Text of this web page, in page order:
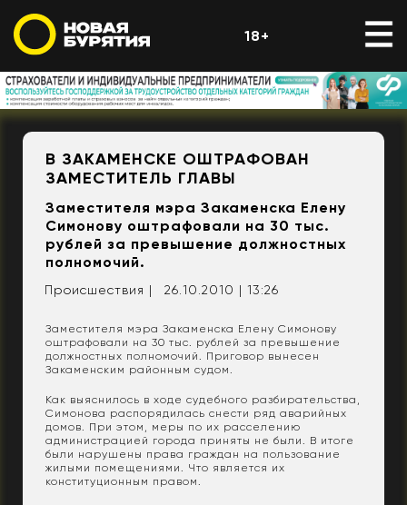
18+
В ЗАКАМЕНСКЕ ОШТРАФОВАН
ЗАМЕСТИТЕЛЬ ГЛАВЫ
Заместителя мэра Закаменска Елену
Симонову оштрафовали на 30 тыс.
рублей за превышение должностных
полномочий.
Происшествия | 26.10.2010 | 13:26
Заместителя мэра Закаменска Елену Симонову
оштрафовали на 30 тыс. рублей за превышение
должностных полномочий. Приговор вынесен
Закаменским районным судом.
Как выяснилось в ходе судебного разбирательства,
Симонова распорядилась снести ряд аварийных
домов. При этом, меры по их расселению
администрацией города приняты не были. В итоге
были нарушены права граждан на пользование
жилыми помещениями. Что является их
конституционным правом.